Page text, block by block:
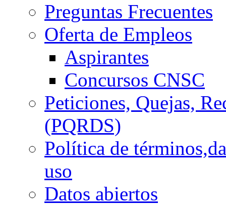
Preguntas Frecuentes
Oferta de Empleos
Aspirantes
Concursos CNSC
Peticiones, Quejas,
(PQRDS)
Política de
uso
Datos abiertos